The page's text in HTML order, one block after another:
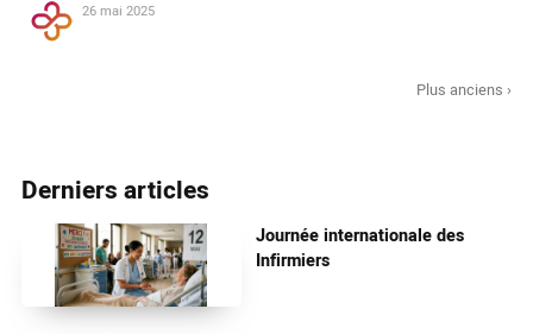
26 mai 2025
Plus anciens ›
Derniers articles
Journée internationale des
Infirmiers